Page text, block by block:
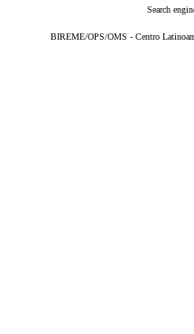
Search
BIREME/OPS/OMS - Centro